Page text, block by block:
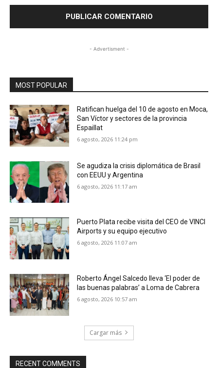
- Advertisment -
MOST POPULAR
Ratifican huelga del 10 de agosto en Moca,
San Víctor y sectores de la provincia
Espaillat
6 agosto, 2026 11:24 pm
Se agudiza la crisis diplomática de Brasil
con EEUU y Argentina
6 agosto, 2026 11:17 am
Puerto Plata recibe visita del CEO de VINCI
Airports y su equipo ejecutivo
6 agosto, 2026 11:07 am
Roberto Ángel Salcedo lleva ‘El poder de
las buenas palabras’ a Loma de Cabrera
6 agosto, 2026 10:57 am
Cargar más
RECENT COMMENTS